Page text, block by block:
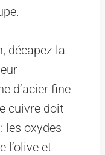
décapez la
d’acier fine
cuivre doit
les oxydes
l’olive et